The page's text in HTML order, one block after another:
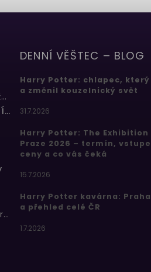
Butterbeer: Máslový ležák
Barbora Zajícová
Bertíkovy fazolky tisíckrát jinak
DENNÍ VĚŠTEC – BLOG
Harry Potter: chlapec, který
a změnil kouzelnický svět
31.7.2026
Harry Potter: The Exhibition
Praze 2026 – termín,
ceny a co vás čeká
15.7.2026
Harry Potter kavárna:
a přehled celé ČR
1.7.2026